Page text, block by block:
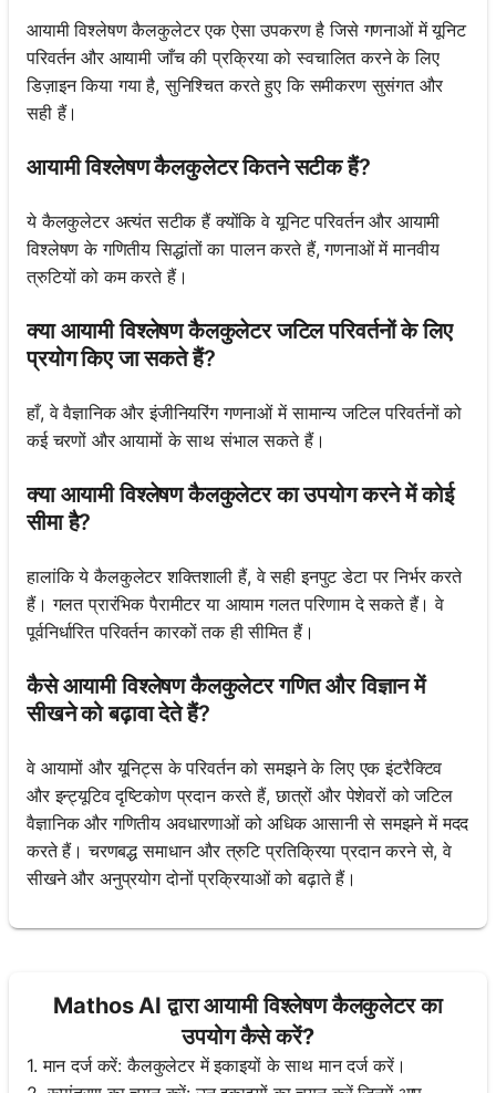
आयामी विश्लेषण कैलकुलेटर एक ऐसा उपकरण है जिसे गणनाओं में यूनिट
परिवर्तन और आयामी जाँच की प्रक्रिया को स्वचालित करने के लिए
डिज़ाइन किया गया है, सुनिश्चित करते हुए कि समीकरण सुसंगत और
सही हैं।
आयामी विश्लेषण कैलकुलेटर कितने सटीक हैं?
ये कैलकुलेटर अत्यंत सटीक हैं क्योंकि वे यूनिट परिवर्तन और आयामी
विश्लेषण के गणितीय सिद्धांतों का पालन करते हैं, गणनाओं में मानवीय
त्रुटियों को कम करते हैं।
क्या आयामी विश्लेषण कैलकुलेटर जटिल परिवर्तनों के लिए
प्रयोग किए जा सकते हैं?
हाँ, वे वैज्ञानिक और इंजीनियरिंग गणनाओं में सामान्य जटिल परिवर्तनों को
कई चरणों और आयामों के साथ संभाल सकते हैं।
क्या आयामी विश्लेषण कैलकुलेटर का उपयोग करने में कोई
सीमा है?
हालांकि ये कैलकुलेटर शक्तिशाली हैं, वे सही इनपुट डेटा पर निर्भर करते
हैं। गलत प्रारंभिक पैरामीटर या आयाम गलत परिणाम दे सकते हैं। वे
पूर्वनिर्धारित परिवर्तन कारकों तक ही सीमित हैं।
कैसे आयामी विश्लेषण कैलकुलेटर गणित और विज्ञान में
सीखने को बढ़ावा देते हैं?
वे आयामों और यूनिट्स के परिवर्तन को समझने के लिए एक इंटरैक्टिव
और इन्ट्यूटिव दृष्टिकोण प्रदान करते हैं, छात्रों और पेशेवरों को जटिल
वैज्ञानिक और गणितीय अवधारणाओं को अधिक आसानी से समझने में मदद
करते हैं। चरणबद्ध समाधान और त्रुटि प्रतिक्रिया प्रदान करने से, वे
सीखने और अनुप्रयोग दोनों प्रक्रियाओं को बढ़ाते हैं।
Mathos AI द्वारा आयामी विश्लेषण कैलकुलेटर का
उपयोग कैसे करें?
1. मान दर्ज करें: कैलकुलेटर में इकाइयों के साथ मान दर्ज करें।